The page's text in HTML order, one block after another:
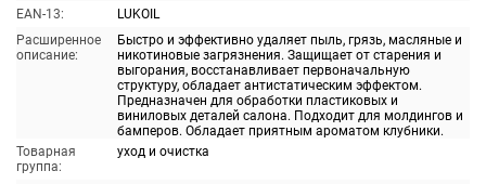
EAN-13:
LUKOIL
Расширенное
описание:
Быстро и эффективно удаляет пыль, грязь, масляные и
никотиновые загрязнения. Защищает от старения и
выгорания, восстанавливает первоначальную
структуру, обладает антистатическим эффектом.
Предназначен для обработки пластиковых и
виниловых деталей салона. Подходит для молдингов и
бамперов. Обладает приятным ароматом клубники.
Товарная
группа:
уход и очистка